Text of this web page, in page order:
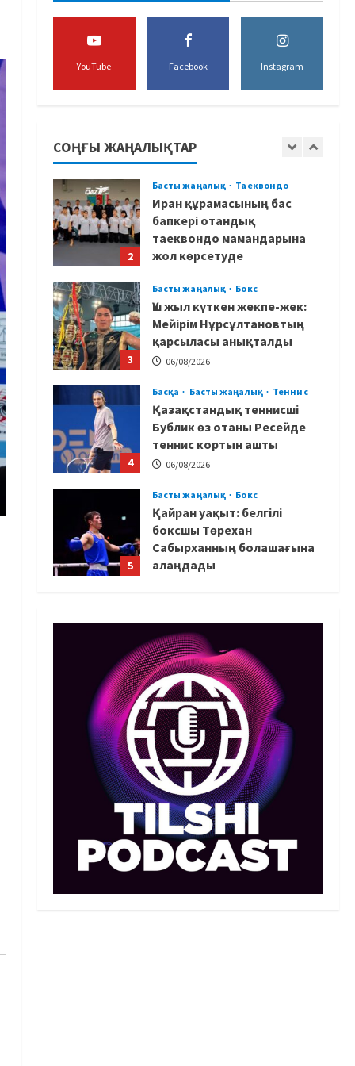
YouTube Facebook Instagram
СОҢҒЫ ЖАҢАЛЫҚТАР
боксшы Төрехан
Сабырханның болашағына
алаңдады
06/08/2026
1 06/08/2026
2
Басты жаңалық Таеквондо
Иран құрамасының бас
бапкері отандық
таеквондо мамандарына
жол көрсетуде
3
Басты жаңалық Бокс
Үш жыл күткен жекпе-жек:
Мейірім Нұрсұлтановтың
қарсыласы анықталды
06/08/2026
4
Басқа Басты жаңалық Теннис
Қазақстандық теннисші
Бублик өз отаны Ресейде
теннис кортын ашты
06/08/2026
5
Басты жаңалық Бокс
Қайран уақыт: белгілі
боксшы Төрехан
Сабырханның болашағына
алаңдады
1
чемпионаты: Ел намысын
кімдер қорғайды?
06/08/2026
2
Басты жаңалық Таеквондо
Иран құрамасының бас
бапкері отандық
таеквондо мамандарына
жол көрсетуде
06/08/2026
3
Басты жаңалық Бокс
Үш жыл күткен жекпе-жек:
Мейірім Нұрсұлтановтың
қарсыласы анықталды